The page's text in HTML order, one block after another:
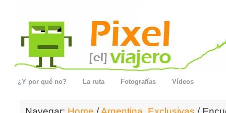
¿Y por qué no? La ruta Fotografías Vídeos